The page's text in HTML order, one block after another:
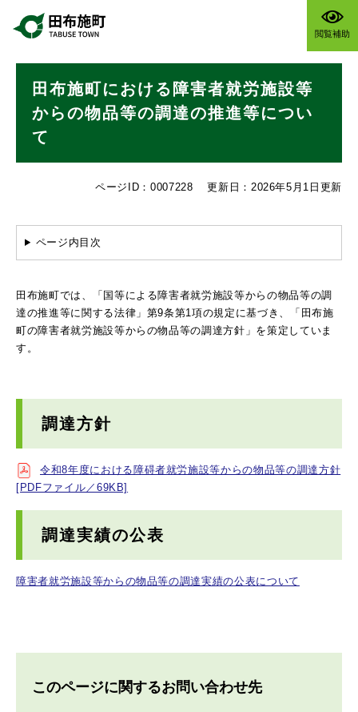
閲覧補助
田布施町における障害者就労施設等
からの物品等の調達の推進等につい
て
ページID：0007228 更新日：2026年5月1日更新
ページ内目次
田布施町では、「国等による障害者就労施設等からの物品等の調
達の推進等に関する法律」第9条第1項の規定に基づき、「田布施
町の障害者就労施設等からの物品等の調達方針」を策定していま
す。
調達方針
令和8年度における障碍者就労施設等からの物品等の調達方針
[PDFファイル／69KB]
調達実績の公表
障害者就労施設等からの物品等の調達実績の公表について
このページに関するお問い合わせ先